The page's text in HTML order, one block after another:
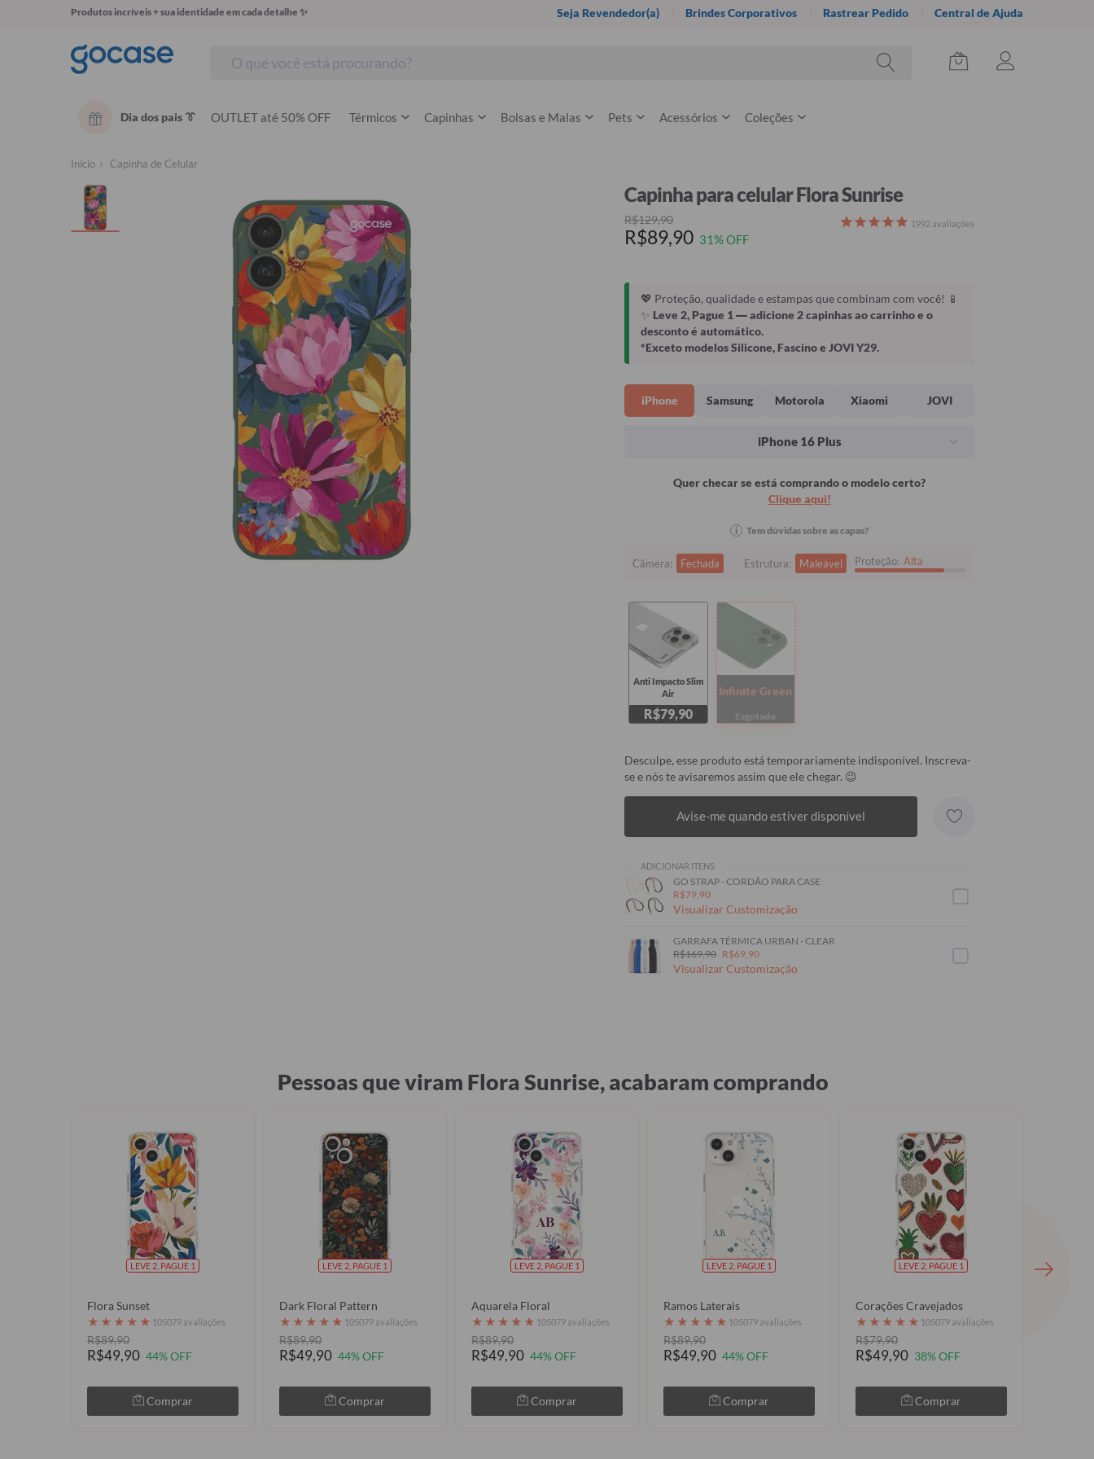
Produtos incríveis + sua identidade em cada detalhe ✨ Seja Revendedor(a) Brindes Corporativos Rastrear Pedido Central de Ajuda
Dia dos pais 👔 OUTLET até 50% OFF Térmicos Capinhas Bolsas e Malas Pets Acessórios Coleções
Início Capinha de Celular
Capinha para celular Flora Sunrise
R$129,90
R$89,90 31% OFF
1992 avaliações
💖 Proteção, qualidade e estampas que combinam com você! 📱
✨ Leve 2, Pague 1— adicione 2 capinhas ao carrinho e o
desconto é automático.
*Exceto modelos Silicone, Fascino e JOVI Y29.
iPhone Samsung Motorola Xiaomi JOVI
iPhone 16 Plus
Quer checar se está comprando o modelo certo?
Clique aqui!
i Tem dúvidas sobre as capas?
Câmera: Fechada Estrutura: Maleável Proteção: Alta
Anti Impacto Slim
Air
R$79,90
Infinite Green
Desculpe, esse produto está temporariamente indisponível. Inscreva-
se e nós te avisaremos assim que ele chegar. 😉
Avise-me quando estiver disponível
ADICIONAR ITENS
GO STRAP - CORDÃO PARA CASE
R$79,90
Visualizar Customização
GARRAFA TÉRMICA URBAN - CLEAR
R$169,90 R$69,90
Visualizar Customização
Pessoas que viram Flora Sunrise, acabaram comprando
LEVE 2, PAGUE 1
Flora Sunset
★ ★ ★ ★ ★ 105079 avaliações
R$89,90
R$49,90 44% OFF
Comprar
LEVE 2, PAGUE 1
Dark Floral Pattern
★ ★ ★ ★ ★ 105079 avaliações
R$89,90
R$49,90 44% OFF
Comprar
LEVE 2, PAGUE 1
Aquarela Floral
★ ★ ★ ★ ★ 105079 avaliações
R$89,90
R$49,90 44% OFF
Comprar
LEVE 2, PAGUE 1
Ramos Laterais
★ ★ ★ ★ ★ 105079 avaliações
R$89,90
R$49,90 44% OFF
Comprar
LEVE 2, PAGUE 1
Corações Cravejados
★ ★ ★ ★ ★ 105079 avaliações
R$79,90
R$49,90 38% OFF
Comprar